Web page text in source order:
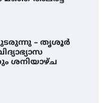
നിന്ന്
എൻ. ആര്യ